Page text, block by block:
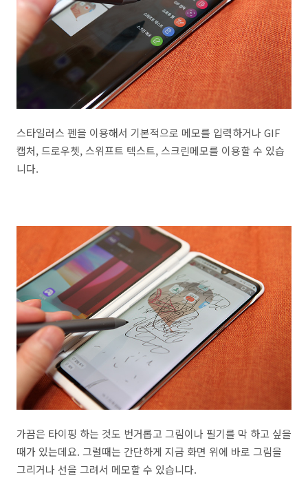
스타일러스 펜을 이용해서 기본적으로 메모를 입력하거나 GIF
캡처, 드로우쳇, 스위프트 텍스트, 스크린메모를 이용할 수 있습
니다.
가끔은 타이핑 하는 것도 번거롭고 그림이나 필기를 막 하고 싶을
때가 있는데요. 그럴때는 간단하게 지금 화면 위에 바로 그림을
그리거나 선을 그려서 메모할 수 있습니다.